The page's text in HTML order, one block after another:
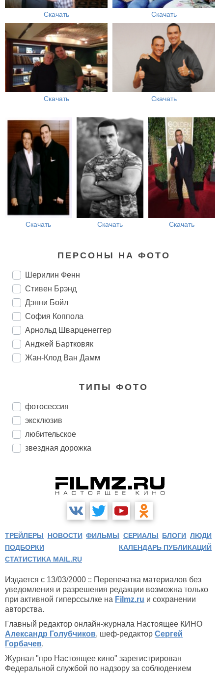
Скачать Скачать
Скачать Скачать
Скачать Скачать Скачать
ПЕРСОНЫ НА ФОТО
Шерилин Фенн
Стивен Брэнд
Дэнни Бойл
София Коппола
Арнольд Шварценеггер
Анджей Бартковяк
Жан-Клод Ван Дамм
ТИПЫ ФОТО
фотосессия
эксклюзив
любительское
звездная дорожка
ТРЕЙЛЕРЫ НОВОСТИ ФИЛЬМЫ СЕРИАЛЫ БЛОГИ ЛЮДИ
ПОДБОРКИ
КАЛЕНДАРЬ ПУБЛИКАЦИЙ
СТАТИСТИКА MAIL.RU
Издается с 13/03/2000 :: Перепечатка материалов без
уведомления и разрешения редакции возможна только
при активной гиперссылке на Filmz.ru и сохранении
авторства.
Главный редактор онлайн-журнала Настоящее КИНО
Александр Голубчиков, шеф-редактор Сергей
Горбачев.
Журнал "про Настоящее кино" зарегистрирован
Федеральной службой по надзору за соблюдением